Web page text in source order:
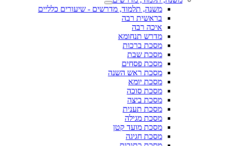
משנה, תלמוד, מדרשים - שיעורים כלליים
בראשית רבה
איכה רבה
מדרש תנחומא
מסכת ברכות
מסכת שבת
מסכת פסחים
מסכת ראש השנה
מסכת יומא
מסכת סוכה
מסכת ביצה
מסכת תענית
מסכת מגילה
מסכת מועד קטן
מסכת חגיגה